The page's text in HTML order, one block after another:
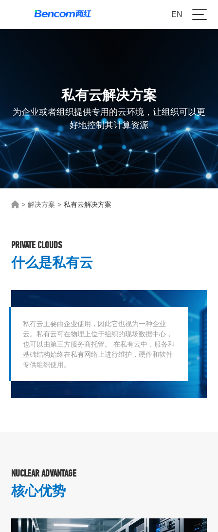
EN
私有云解决方案
为企业或者组织提供专用的云环境，让组织可以更
好地控制其计算资源
> 解决方案 > 私有云解决方案
PRIVATE CLOUDS
什么是私有云
私有云主要由企业使用，因此它也视为一种企业
云。私有云可在物理上位于组织的现场数据中心，
也可以由第三方服务商托管。 在私有云中，服务和
基础结构始终在私有网络上进行维护，硬件和软件
专供组织使用。
NUCLEAR ADVANTAGE
核心优势